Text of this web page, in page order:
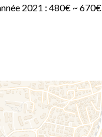
2021 : 480€ ~ 670€